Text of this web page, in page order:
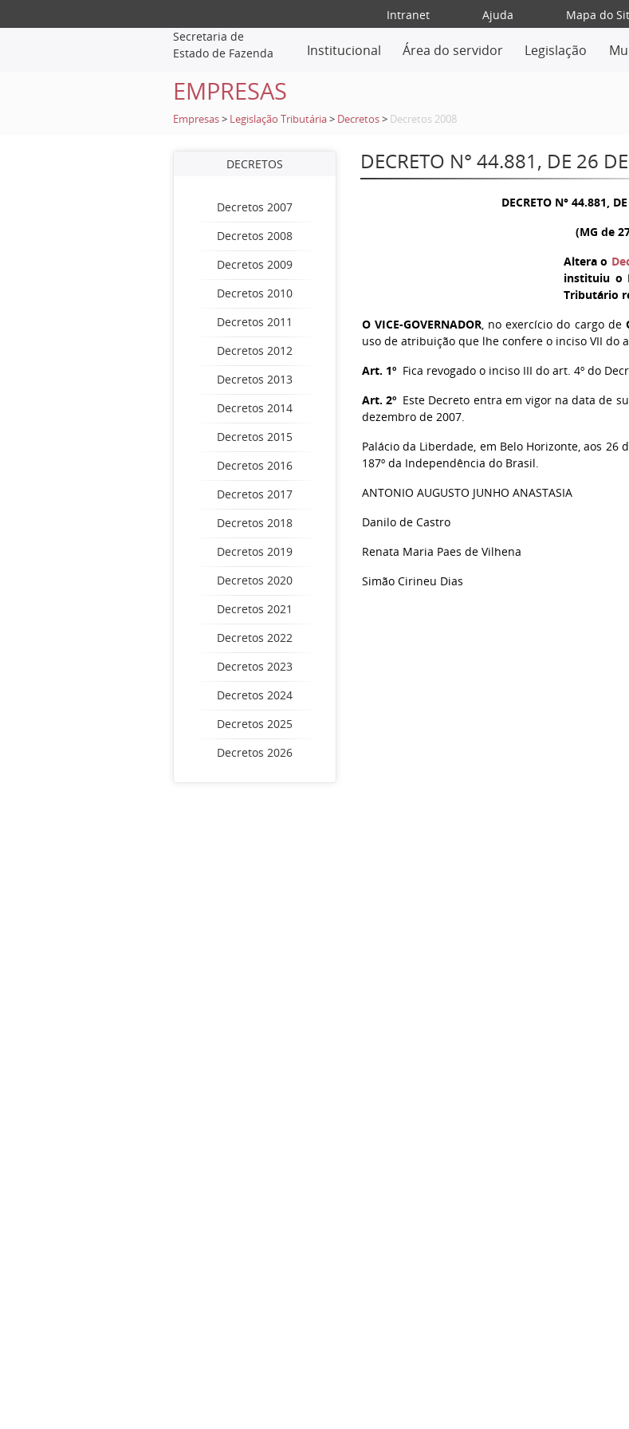
Intranet Ajuda Mapa do
Secretaria de
Estado de Fazenda
Institucional Área do servidor Legislação
EMPRESAS
Empresas > Legislação Tributária > Decretos > Decretos 2008
DECRETOS
Decretos 2007
Decretos 2008
Decretos 2009
Decretos 2010
Decretos 2011
Decretos 2012
Decretos 2013
Decretos 2014
Decretos 2015
Decretos 2016
Decretos 2017
Decretos 2018
Decretos 2019
Decretos 2020
Decretos 2021
Decretos 2022
Decretos 2023
Decretos 2024
Decretos 2025
Decretos 2026
DECRETO N° 44.881, DE 26
DECRETO N° 44.881,
(MG de
Altera o
instituiu o
Tributário
O VICE-GOVERNADOR, no exercício do cargo de
uso de atribuição que lhe confere o inciso VII do
Art. 1ºFica revogado o inciso III do art. 4º do
Art. 2ºEste Decreto entra em vigor na data de
dezembro de 2007.
Palácio da Liberdade, em Belo Horizonte, aos
187º da Independência do Brasil.
ANTONIO AUGUSTO JUNHO ANASTASIA
Danilo de Castro
Renata Maria Paes de Vilhena
Simão Cirineu Dias